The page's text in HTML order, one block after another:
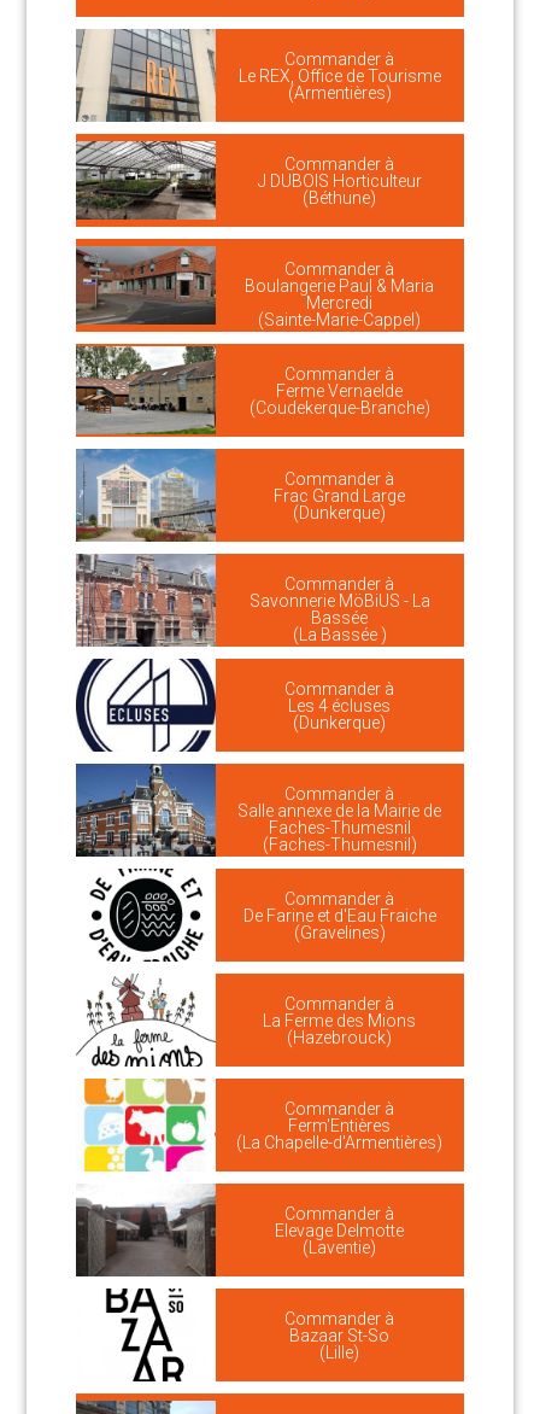
Commander à
Le REX, Office de Tourisme
(Armentières)
Commander à
J DUBOIS Horticulteur
(Béthune)
Commander à
Boulangerie Paul & Maria
Mercredi
(Sainte-Marie-Cappel)
Commander à
Ferme Vernaelde
(Coudekerque-Branche)
Commander à
Frac Grand Large
(Dunkerque)
Commander à
Savonnerie MöBiUS - La
Bassée
(La Bassée )
Commander à
Les 4 écluses
(Dunkerque)
Commander à
Salle annexe de la Mairie de
Faches-Thumesnil
(Faches-Thumesnil)
Commander à
De Farine et d'Eau Fraiche
(Gravelines)
Commander à
La Ferme des Mions
(Hazebrouck)
Commander à
Ferm'Entières
(La Chapelle-d'Armentières)
Commander à
Elevage Delmotte
(Laventie)
Commander à
Bazaar St-So
(Lille)